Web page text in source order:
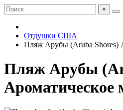
×
Отдушки США
Пляж Арубы (Aruba Shores)
Пляж Арубы
Ароматическое